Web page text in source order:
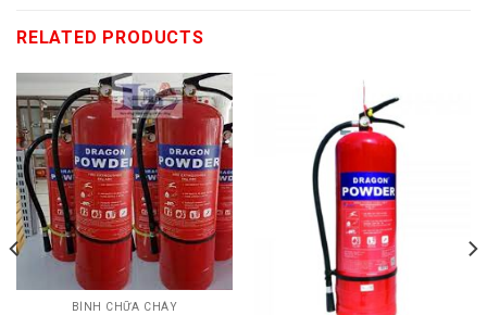
RELATED PRODUCTS
BÌNH CHỮA CHÁY